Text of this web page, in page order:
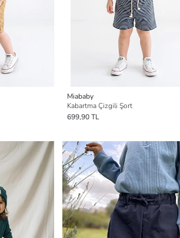
Miababy
Kabartma Çizgili Şort
699,90 TL